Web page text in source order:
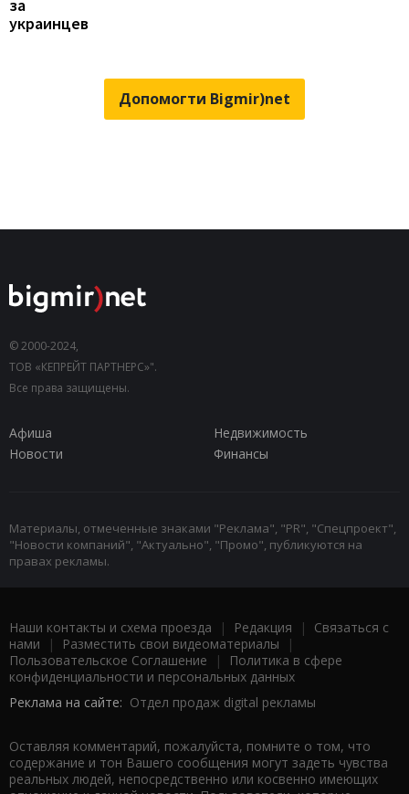
за
украинцев
Допомогти Bigmir)net
© 2000-2024,
ТОВ «КЕПРЕЙТ ПАРТНЕРС»".
Все права защищены.
Афиша
Недвижимость
Новости
Финансы
Материалы, отмеченные знаками "Реклама", "PR", "Спецпроект",
"Новости компаний", "Актуально", "Промо", публикуются на
правах рекламы.
Наши контакты и схема проезда | Редакция | Связаться с
нами | Разместить свои видеоматериалы |
Пользовательское Соглашение |
Политика в сфере
конфиденциальности и персональных данных
Реклама на сайте: Отдел продаж digital рекламы
Оставляя комментарий, пожалуйста, помните о том, что
содержание и тон Вашего сообщения могут задеть чувства
реальных людей, непосредственно или косвенно имеющих